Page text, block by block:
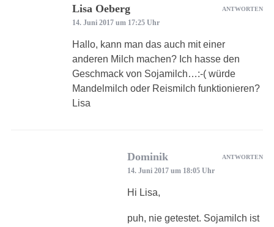
Lisa Oeberg
14. Juni 2017 um 17:25 Uhr
Hallo, kann man das auch mit einer
anderen Milch machen? Ich hasse den
Geschmack von Sojamilch…:-( würde
Mandelmilch oder Reismilch funktionieren?
Lisa
ANTWORTEN
Dominik
14. Juni 2017 um 18:05 Uhr
Hi Lisa,
puh, nie getestet. Sojamilch ist
ANTWORTEN